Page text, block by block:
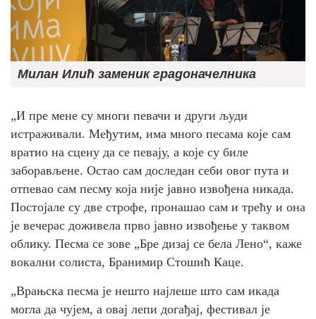
Милан Илић заменик градоначелника
„И пре мене су многи певачи и други људи
истраживали. Међутим, има много песама које сам
вратио на сцену да се певају, а које су биле
заборављене. Остао сам доследан себи овог пута и
отпевао сам песму која није јавно извођена никада.
Постојале су две строфе, пронашао сам и трећу и она
је вечерас доживела прво јавно извођење у таквом
облику. Песма се зове „Бре дизај се бела Лено“, каже
вокални солиста, Бранимир Стошић Каце.
„Врањска песма је нешто најлеше што сам икада
могла да чујем, а овај лепи догађај, фестивал је